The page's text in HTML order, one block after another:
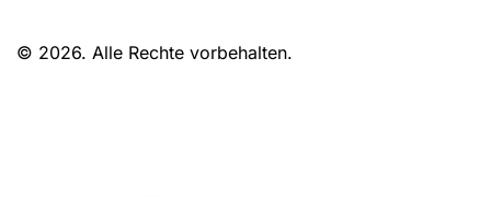
© 2026. Alle Rechte vorbehalten.